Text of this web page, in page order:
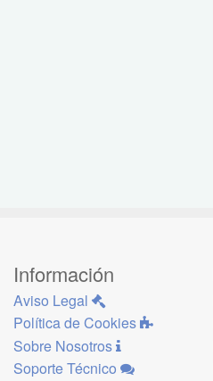
Información
Aviso Legal
Política de Cookies
Sobre Nosotros
Soporte Técnico